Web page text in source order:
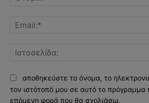
αποθηκεύστε το όνομα, το
τον ιστότοπό μου σε αυτό το πρόγραμμα
επόμενη φορά που θα σχολιάσω.